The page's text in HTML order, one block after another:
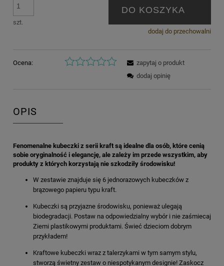
szt.
DO KOSZYKA
dodaj do przechowalni
Ocena:
zapytaj o produkt
dodaj opinię
OPIS
Fenomenalne kubeczki z serii kraft są idealne dla osób, które cenią
sobie oryginalność i elegancję, ale zależy im przede wszystkim, aby
produkty z których korzystają nie szkodziły środowisku!
W zestawie znajduje się 6 jednorazowych kubeczków z
brązowego papieru typu kraft.
Kubeczki są przyjazne środowisku, ponieważ ulegają
biodegradacji. Postaw na odpowiedzialny wybór i nie zaśmiecaj
Ziemi plastikowymi produktami. Świeć dzieciom dobrym
przykładem!
Kraftowe kubeczki wraz z talerzykami w tym samym stylu,
stworzą świetny zestaw o niespotykanym designie! Zaskocz